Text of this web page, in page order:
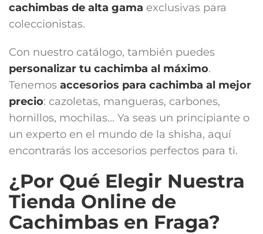
cachimbas de alta gama exclusivas para
coleccionistas.
Con nuestro catálogo, también puedes
personalizar tu cachimba al máximo.
Tenemos accesorios para cachimba al mejor
precio: cazoletas, mangueras, carbones,
hornillos, mochilas... Ya seas un principiante o
un experto en el mundo de la shisha, aquí
encontrarás los accesorios perfectos para ti.
¿Por Qué Elegir Nuestra
Tienda Online de
Cachimbas en Fraga?